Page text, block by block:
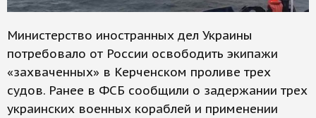
Министерство иностранных дел Украины
потребовало от России освободить экипажи
«захваченных» в Керченском проливе трех
судов. Ранее в ФСБ сообщили о задержании трех
украинских военных кораблей и применении